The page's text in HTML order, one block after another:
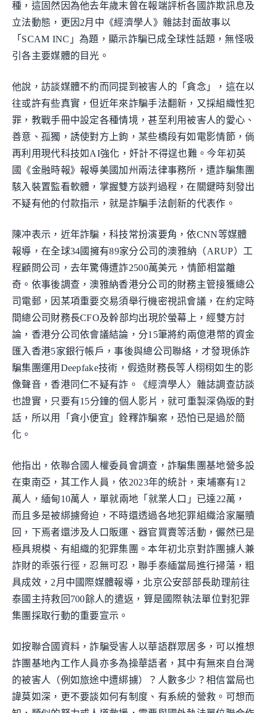
種，這固然因為他去年歲末曾在報端評析各國詐欺訊息及
立法動態，更因2月中《經濟學人》雜誌封面故事以
「SCAM INC」為題，顯示詐騙已成全球性話題，無怪吸
引各主要媒體的目光。
他說，訪談媒體不約而同提到被害人的「貪念」，這在以
往或許有些真實，但近年來詐騙手法翻新，又採組織性犯
罪，教戰手冊中設定各種情境，甚至利用被害人的愛心、
善意、孤獨，誘使對方上鉤，某些橋段有如電影情節，倘
再利用現代科技如AI強化，奸計不得逞也難。今年初英
國《金融時報》報導美國加州兩法律事務所，遭詐騙集團
駭入裝置監看軟體，掌握雙方談判過程，在關鍵時刻發出
不疑有他的付款指示，就是詐騙手法創新的代表作。
陳冲表示，近年詐騙，科技常扮演要角，依CNN等媒體
報導，在全球34國擁有89家分公司的澳雅納（ARUP）工
程顧問公司，去年驚傳遭詐2500萬美元，情節相當離
奇。依事後調查，澳雅納香港分公司的財務主管接獲總公
司電郵，因某項重要交易須舉行機密視訊會議，在約定時
間總公司財務長CFO及幹部均出現於螢幕上，經雙方討
論，香港分公司依會議結論，分15筆將約兩億港幣的資金
匯入香港5家銀行帳戶，事後與總公司聯絡，才發現係詐
騙集團運用Deepfake技術，假造財務長等人栩栩如生的影
像聲音，香港同仁不疑有詐。《經濟學人〉雜誌調查訪談
也證實，只要有15分鐘的個人影片，就可重製深偽版的對
話，所以用「貪小便宜」銓釋詐騙案，恐怕已是過於簡
化。
他指出，依聯合國人權委員會調查，詐騙集團基地營多設
在東南亞，其工作人員，依2023年的統計，柬埔寨有12
萬人，緬甸10萬人，單就兩地「就業人口」已達22萬，
而且多是被綁擄脅迫，不時還透過各地犯罪組織洽家屬贖
回，下焉者還涉及人口販運、器官買賣等活動，儼然已是
極具規模、有組織的犯罪集團。本年初北京對詐團擄人兼
詐財的乖張行徑，忍無可忍，聯手泰緬當局進行掃蕩，粗
具成效，2月中國際媒體報導，北京公安部部長助理前往
泰國主持救回700餘人的遣返，算是國際執法單位對犯罪
集團採取行動的重要宣示。
如按聯合國資料，詐騙受害人以華語群眾居多，可以推想
詐團基地內工作人員亦多為操華語者，其中有無來自台灣
的被害人（例如旅途中遭綁擄）？人數多少？相信當局也
諱莫如深，更不要談如何有制度、有系統的營救。可想而